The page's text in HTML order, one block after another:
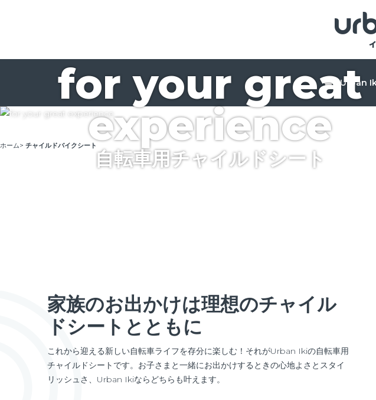
Urban
for your great
experience
自転車用チャイルドシート
ホーム> チャイルドバイクシート
家族のお出かけは理想のチャイル
ドシートとともに
これから迎える新しい自転車ライフを存分に楽しむ！それがUrban Ikiの自転車用
チャイルドシートです。お子さまと一緒にお出かけするときの心地よさとスタイ
リッシュさ、Urban Ikiならどちらも叶えます。